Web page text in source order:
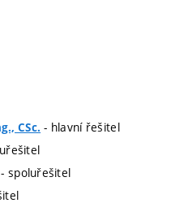
CSc. - hlavní řešitel
- spoluřešitel